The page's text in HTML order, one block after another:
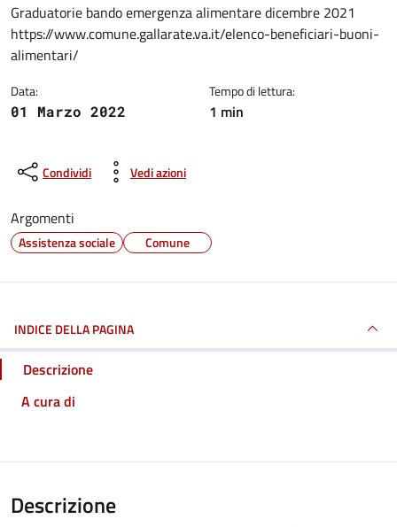
Dettagli della notizia
Graduatorie bando emergenza alimentare dicembre 2021
https://www.comune.gallarate.va.it/elenco-beneficiari-buoni-
alimentari/
Data:
01 Marzo 2022
Tempo di lettura:
1 min
Condividi Vedi azioni
Argomenti
Assistenza sociale Comune
INDICE DELLA PAGINA
Descrizione
A cura di
Descrizione